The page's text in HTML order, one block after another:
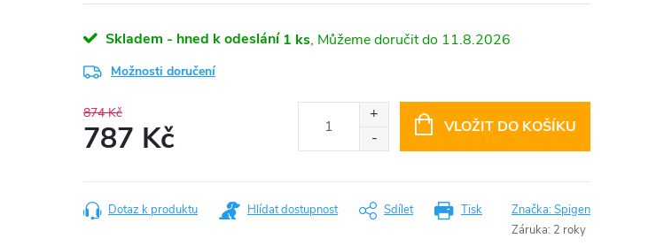
Skladem - hned k odeslání 1 ks 11.8.2026
Možnosti doručení
874 Kč
787 Kč
cena:
VLOŽIT DO KOŠÍKU
Tisk
Dotaz k produktu Hlídat dostupnost Sdílet Značka:Spigen
Záruka: 2 roky